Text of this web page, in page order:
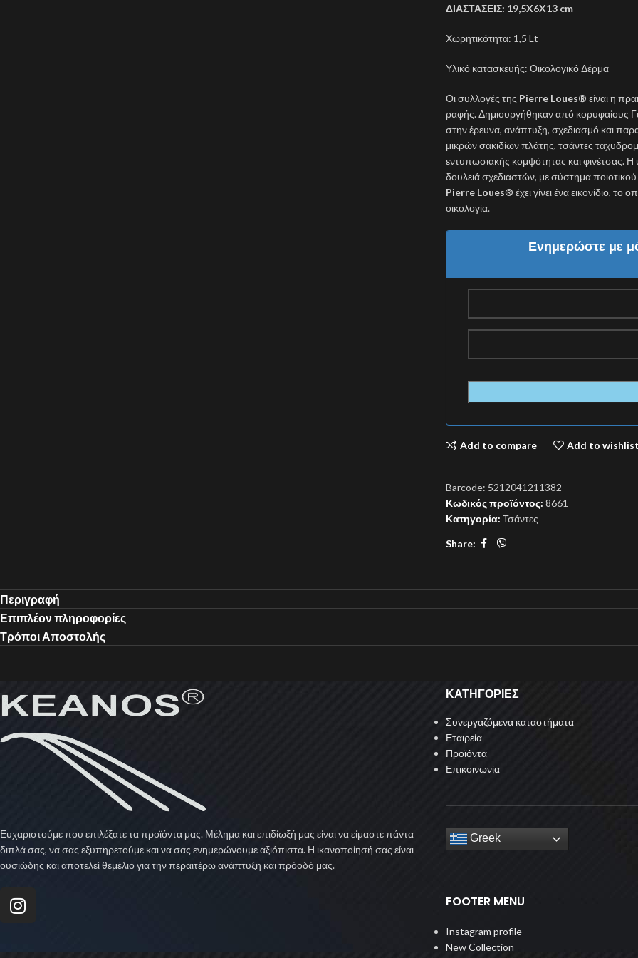
ΔΙΑΣΤΑΣΕΙΣ: 19,5X6X13 cm
Χωρητικότητα: 1,5 Lt
Υλικό κατασκευής: Οικολογικό Δέρμα
Οι συλλογές της Pierre Loues® είναι η
ραφής. Δημιουργήθηκαν από κορυφαίους
στην έρευνα, ανάπτυξη, σχεδιασμό και
μικρών σακιδίων πλάτης, τσάντες
εντυπωσιακής κομψότητας και φινέτσας.
δουλειά σχεδιαστών, με σύστημα
Pierre Loues® έχει γίνει ένα εικονίδιο,
οικολογία.
Ενημερώστε με
Add to compare Add to
Barcode: 5212041211382
Κωδικός προϊόντος: 8661
Κατηγορία: Τσάντες
Share:
Περιγραφή
Επιπλέον πληροφορίες
Τρόποι Αποστολής
Ευχαριστούμε που επιλέξατε τα προϊόντα μας. Μέλημα και επιδίωξή μας είναι να είμαστε πάντα
διπλά σας, να σας εξυπηρετούμε και να σας ενημερώνουμε αξιόπιστα. Η ικανοποίησή σας είναι
ουσιώδης και αποτελεί θεμέλιο για την περαιτέρω ανάπτυξη και πρόοδό μας.
ΚΑΤΗΓΟΡΙΕΣ
Συνεργαζόμενα καταστήματα
Εταιρεία
Προϊόντα
Επικοινωνία
Greek
FOOTER MENU
Instagram profile
New Collection